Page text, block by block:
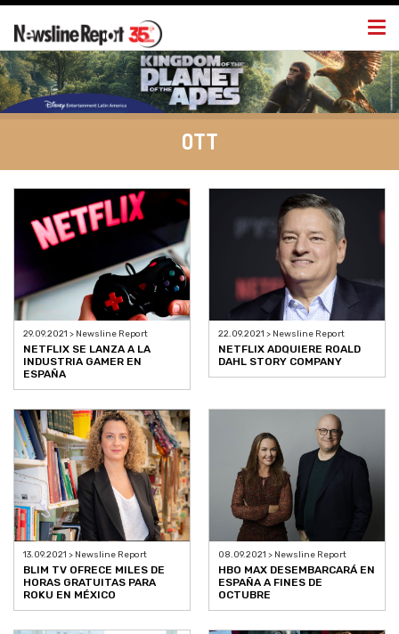
OTT
29.09.2021 > Newsline Report
NETFLIX SE LANZA A LA
INDUSTRIA GAMER EN
ESPAÑA
22.09.2021 > Newsline Report
NETFLIX ADQUIERE ROALD
DAHL STORY COMPANY
13.09.2021 > Newsline Report
BLIM TV OFRECE MILES DE
HORAS GRATUITAS PARA
ROKU EN MÉXICO
08.09.2021 > Newsline Report
HBO MAX DESEMBARCARÁ EN
ESPAÑA A FINES DE
OCTUBRE